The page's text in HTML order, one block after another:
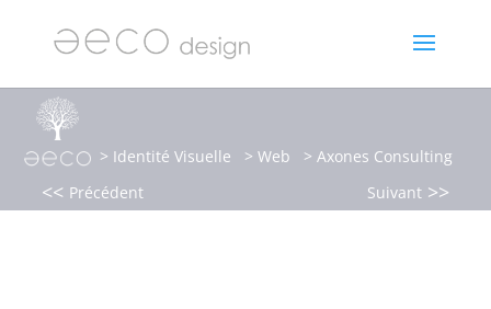
> Identité Visuelle > Web > Axones Consulting
<< Précédent Suivant >>